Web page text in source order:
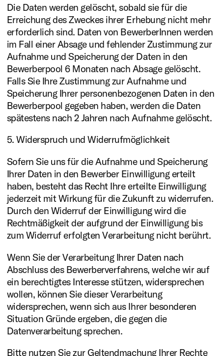
Die Daten werden gelöscht, sobald sie für die
Erreichung des Zweckes ihrer Erhebung nicht mehr
erforderlich sind. Daten von BewerberInnen werden
im Fall einer Absage und fehlender Zustimmung zur
Aufnahme und Speicherung der Daten in den
Bewerberpool 6 Monaten nach Absage gelöscht.
Falls Sie Ihre Zustimmung zur Aufnahme und
Speicherung Ihrer personenbezogenen Daten in den
Bewerberpool gegeben haben, werden die Daten
spätestens nach 2 Jahren nach Aufnahme gelöscht.
5. Widerspruch und Widerrufmöglichkeit
Sofern Sie uns für die Aufnahme und Speicherung
Ihrer Daten in den Bewerber Einwilligung erteilt
haben, besteht das Recht Ihre erteilte Einwilligung
jederzeit mit Wirkung für die Zukunft zu widerrufen.
Durch den Widerruf der Einwilligung wird die
Rechtmäßigkeit der aufgrund der Einwilligung bis
zum Widerruf erfolgten Verarbeitung nicht berührt.
Wenn Sie der Verarbeitung Ihrer Daten nach
Abschluss des Bewerberverfahrens, welche wir auf
ein berechtigtes Interesse stützen, widersprechen
wollen, können Sie dieser Verarbeitung
widersprechen, wenn sich aus Ihrer besonderen
Situation Gründe ergeben, die gegen die
Datenverarbeitung sprechen.
Bitte nutzen Sie zur Geltendmachung Ihrer Rechte